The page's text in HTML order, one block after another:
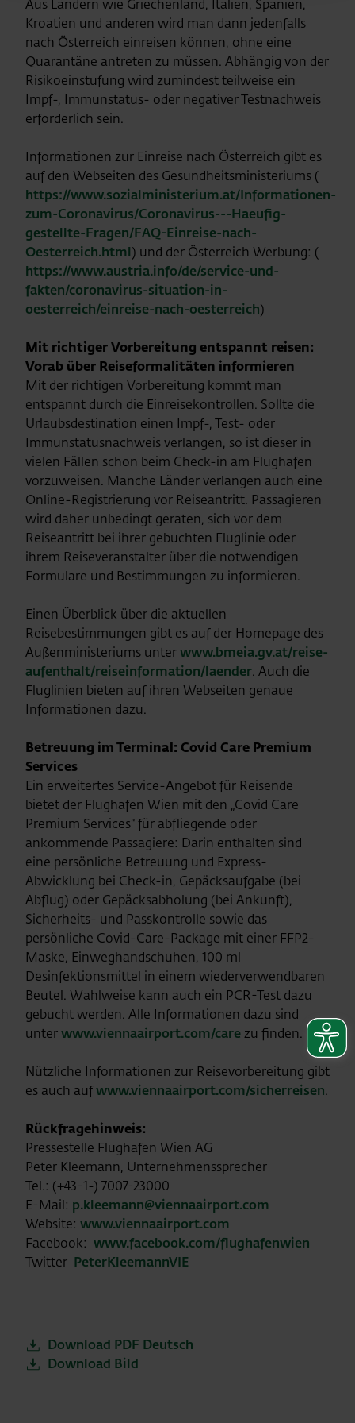
Aus Ländern wie Griechenland, Italien, Spanien,
Kroatien und anderen wird man dann jedenfalls
nach Österreich einreisen können, ohne eine
Quarantäne antreten zu müssen. Abhängig von der
Risikoeinstufung wird zumindest teilweise ein
Impf-, Immunstatus- oder negativer Testnachweis
erforderlich sein.
Informationen zur Einreise nach Österreich gibt es
auf den Webseiten des Gesundheitsministeriums (
https://www.sozialministerium.at/Informationen-
zum-Coronavirus/Coronavirus---Haeufig-
gestellte-Fragen/FAQ-Einreise-nach-
Oesterreich.html) und der Österreich Werbung: (
https://www.austria.info/de/service-und-
fakten/coronavirus-situation-in-
oesterreich/einreise-nach-oesterreich)
Mit richtiger Vorbereitung entspannt reisen:
Vorab über Reiseformalitäten informieren
Mit der richtigen Vorbereitung kommt man
entspannt durch die Einreisekontrollen. Sollte die
Urlaubsdestination einen Impf-, Test- oder
Immunstatusnachweis verlangen, so ist dieser in
vielen Fällen schon beim Check-in am Flughafen
vorzuweisen. Manche Länder verlangen auch eine
Online-Registrierung vor Reiseantritt. Passagieren
wird daher unbedingt geraten, sich vor dem
Reiseantritt bei ihrer gebuchten Fluglinie oder
ihrem Reiseveranstalter über die notwendigen
Formulare und Bestimmungen zu informieren.
Einen Überblick über die aktuellen
Reisebestimmungen gibt es auf der Homepage des
Außenministeriums unterwww.bmeia.gv.at/reise-
aufenthalt/reiseinformation/laender. Auch die
Fluglinien bieten auf ihren Webseiten genaue
Informationen dazu.
Betreuung im Terminal: Covid Care Premium
Services
Ein erweitertes Service-Angebot für Reisende
bietet der Flughafen Wien mit den „Covid Care
Premium Services“ für abfliegende oder
ankommende Passagiere: Darin enthalten sind
eine persönliche Betreuung und Express-
Abwicklung bei Check-in, Gepäcksaufgabe (bei
Abflug) oder Gepäcksabholung (bei Ankunft),
Sicherheits- und Passkontrolle sowie das
persönliche Covid-Care-Package mit einer FFP2-
Maske, Einweghandschuhen, 100 ml
Desinfektionsmittel in einem wiederverwendbaren
Beutel. Wahlweise kann auch ein PCR-Test dazu
gebucht werden. Alle Informationen dazu sind
unterwww.viennaairport.com/carezu finden.
Nützliche Informationen zur Reisevorbereitung gibt
es auch aufwww.viennaairport.com/sicherreisen.
Rückfragehinweis:
Pressestelle Flughafen Wien AG
Peter Kleemann, Unternehmenssprecher
Tel.: (+43-1-) 7007-23000
E-Mail: p.kleemann@viennaairport.com
Website: www.viennaairport.com
Facebook: www.facebook.com/flughafenwien
Twitter PeterKleemannVIE
Download PDF Deutsch
Download Bild